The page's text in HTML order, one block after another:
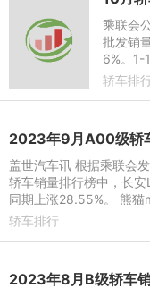
乘联会
批发销
6%。1-
万辆，
轿车排
2023年9月A00级轿
盖世汽车讯 根据乘联会
轿车销量排行榜中，长
同期上涨28.55%。 熊猫
量达68864辆。9月QQ冰
轿车排行
2023年8月B级轿车